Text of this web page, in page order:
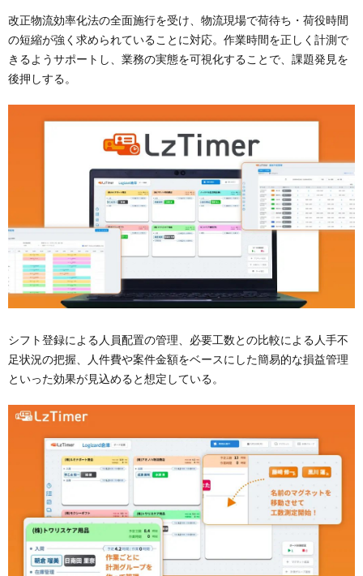
改正物流効率化法の全面施行を受け、物流現場で荷待ち・荷役時間
の短縮が強く求められていることに対応。作業時間を正しく計測で
きるようサポートし、業務の実態を可視化することで、課題発見を
後押しする。
シフト登録による人員配置の管理、必要工数との比較による人手不
足状況の把握、人件費や案件金額をベースにした簡易的な損益管理
といった効果が見込めると想定している。